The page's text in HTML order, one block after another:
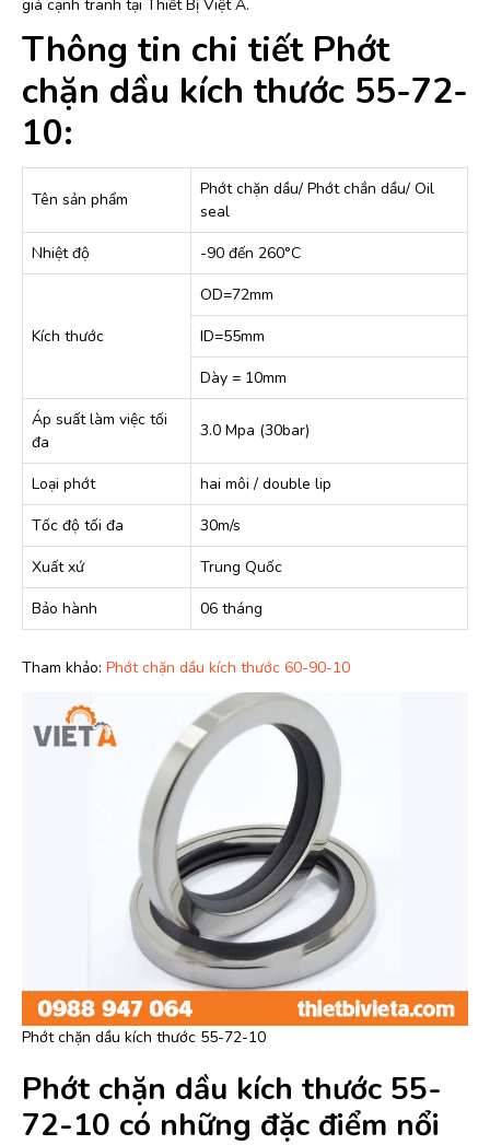
giá cạnh tranh tại Thiết Bị Việt Á.
Thông tin chi tiết Phớt
chặn dầu kích thước 55-72-
10:
Tên sản phẩm
Phớt chặn dầu/ Phớt chắn dầu/ Oil
seal
Nhiệt độ
-90 đến 260°C
Kích thước
OD=72mm
ID=55mm
Dày = 10mm
Áp suất làm việc tối
đa
3.0 Mpa (30bar)
Loại phớt
hai môi / double lip
Tốc độ tối đa
30m/s
Xuất xứ
Trung Quốc
Bảo hành
06 tháng
Tham khảo: Phớt chặn dầu kích thước 60-90-10
Phớt chặn dầu kích thước 55-72-10
Phớt chặn dầu kích thước 55-
72-10 có những đặc điểm nổi